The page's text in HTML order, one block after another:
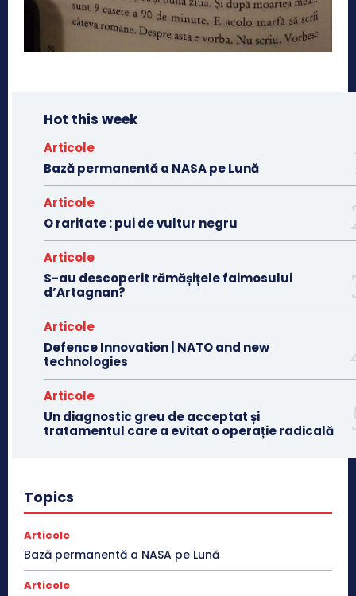
Hot this week
Articole
Bază permanentă a NASA pe Lună
Articole
O raritate : pui de vultur negru
Articole
S-au descoperit rămășițele faimosului
d’Artagnan?
Articole
Defence Innovation | NATO and new
technologies
Articole
Un diagnostic greu de acceptat și
tratamentul care a evitat o operație radicală
Topics
Articole
Bază permanentă a NASA pe Lună
Articole